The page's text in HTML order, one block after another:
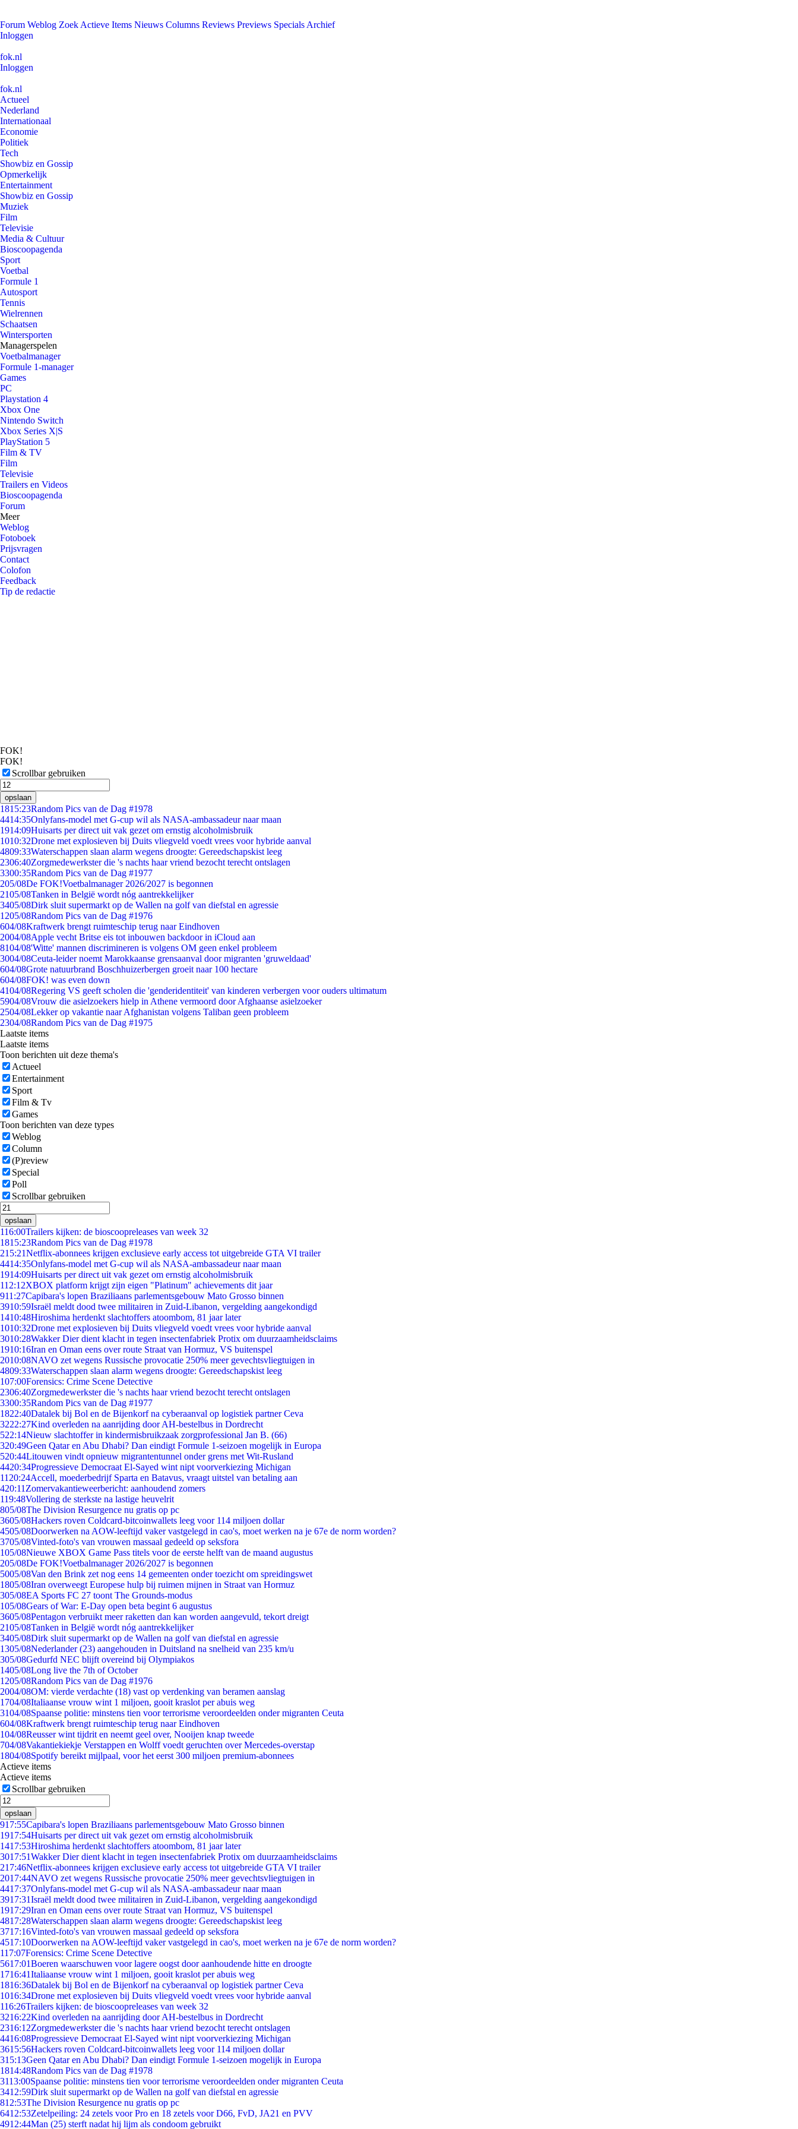
Forum Weblog Zoek Actieve Items Nieuws Columns Reviews Previews Specials Archief
Inloggen
fok.nl
Inloggen
fok.nl
Actueel
Nederland
Internationaal
Economie
Politiek
Tech
Showbiz en Gossip
Opmerkelijk
Entertainment
Showbiz en Gossip
Muziek
Film
Televisie
Media & Cultuur
Bioscoopagenda
Sport
Voetbal
Formule 1
Autosport
Tennis
Wielrennen
Schaatsen
Wintersporten
Managerspelen
Voetbalmanager
Formule 1-manager
Games
PC
Playstation 4
Xbox One
Nintendo Switch
Xbox Series X|S
PlayStation 5
Film & TV
Film
Televisie
Trailers en Videos
Bioscoopagenda
Forum
Meer
Weblog
Fotoboek
Prijsvragen
Contact
Colofon
Feedback
Tip de redactie
FOK!
FOK!
Scrollbar gebruiken
opslaan
1815:23Random Pics van de Dag #1978
4414:35Onlyfans-model met G-cup wil als NASA-ambassadeur naar maan
1914:09Huisarts per direct uit vak gezet om ernstig alcoholmisbruik
1010:32Drone met explosieven bij Duits vliegveld voedt vrees voor hybride aanval
4809:33Waterschappen slaan alarm wegens droogte: Gereedschapskist leeg
2306:40Zorgmedewerkster die 's nachts haar vriend bezocht terecht ontslagen
3300:35Random Pics van de Dag #1977
205/08De FOK!Voetbalmanager 2026/2027 is begonnen
2105/08Tanken in België wordt nóg aantrekkelijker
3405/08Dirk sluit supermarkt op de Wallen na golf van diefstal en agressie
1205/08Random Pics van de Dag #1976
604/08Kraftwerk brengt ruimteschip terug naar Eindhoven
2004/08Apple vecht Britse eis tot inbouwen backdoor in iCloud aan
8104/08'Witte' mannen discrimineren is volgens OM geen enkel probleem
3004/08Ceuta-leider noemt Marokkaanse grensaanval door migranten 'gruweldaad'
604/08Grote natuurbrand Boschhuizerbergen groeit naar 100 hectare
604/08FOK! was even down
4104/08Regering VS geeft scholen die 'genderidentiteit' van kinderen verbergen voor ouders ultimatum
5904/08Vrouw die asielzoekers hielp in Athene vermoord door Afghaanse asielzoeker
2504/08Lekker op vakantie naar Afghanistan volgens Taliban geen probleem
2304/08Random Pics van de Dag #1975
Laatste items
Laatste items
Toon berichten uit deze thema's
Actueel
Entertainment
Sport
Film & Tv
Games
Toon berichten van deze types
Weblog
Column
(P)review
Special
Poll
Scrollbar gebruiken
opslaan
116:00Trailers kijken: de bioscoopreleases van week 32
1815:23Random Pics van de Dag #1978
215:21Netflix-abonnees krijgen exclusieve early access tot uitgebreide GTA VI trailer
4414:35Onlyfans-model met G-cup wil als NASA-ambassadeur naar maan
1914:09Huisarts per direct uit vak gezet om ernstig alcoholmisbruik
112:12XBOX platform krijgt zijn eigen "Platinum" achievements dit jaar
911:27Capibara's lopen Braziliaans parlementsgebouw Mato Grosso binnen
3910:59Israël meldt dood twee militairen in Zuid-Libanon, vergelding aangekondigd
1410:48Hiroshima herdenkt slachtoffers atoombom, 81 jaar later
1010:32Drone met explosieven bij Duits vliegveld voedt vrees voor hybride aanval
3010:28Wakker Dier dient klacht in tegen insectenfabriek Protix om duurzaamheidsclaims
1910:16Iran en Oman eens over route Straat van Hormuz, VS buitenspel
2010:08NAVO zet wegens Russische provocatie 250% meer gevechtsvliegtuigen in
4809:33Waterschappen slaan alarm wegens droogte: Gereedschapskist leeg
107:00Forensics: Crime Scene Detective
2306:40Zorgmedewerkster die 's nachts haar vriend bezocht terecht ontslagen
3300:35Random Pics van de Dag #1977
1822:40Datalek bij Bol en de Bijenkorf na cyberaanval op logistiek partner Ceva
3222:27Kind overleden na aanrijding door AH-bestelbus in Dordrecht
522:14Nieuw slachtoffer in kindermisbruikzaak zorgprofessional Jan B. (66)
320:49Geen Qatar en Abu Dhabi? Dan eindigt Formule 1-seizoen mogelijk in Europa
520:44Litouwen vindt opnieuw migrantentunnel onder grens met Wit-Rusland
4420:34Progressieve Democraat El-Sayed wint nipt voorverkiezing Michigan
11 20:24Accell, moederbedrijf Sparta en Batavus, vraagt uitstel van betaling aan
420:11 Zomervakantieweerbericht: aanhoudend zomers
119:48Vollering de sterkste na lastige heuvelrit
805/08The Division Resurgence nu gratis op pc
3605/08Hackers roven Coldcard-bitcoinwallets leeg voor 114 miljoen dollar
4505/08Doorwerken na AOW-leeftijd vaker vastgelegd in cao's, moet werken na je 67e de norm worden?
3705/08Vinted-foto's van vrouwen massaal gedeeld op seksfora
105/08Nieuwe XBOX Game Pass titels voor de eerste helft van de maand augustus
205/08De FOK!Voetbalmanager 2026/2027 is begonnen
5005/08Van den Brink zet nog eens 14 gemeenten onder toezicht om spreidingswet
1805/08Iran overweegt Europese hulp bij ruimen mijnen in Straat van Hormuz
305/08EA Sports FC 27 toont The Grounds-modus
105/08Gears of War: E-Day open beta begint 6 augustus
3605/08Pentagon verbruikt meer raketten dan kan worden aangevuld, tekort dreigt
2105/08Tanken in België wordt nóg aantrekkelijker
3405/08Dirk sluit supermarkt op de Wallen na golf van diefstal en agressie
1305/08Nederlander (23) aangehouden in Duitsland na snelheid van 235 km/u
305/08Gedurfd NEC blijft overeind bij Olympiakos
1405/08Long live the 7th of October
1205/08Random Pics van de Dag #1976
2004/08OM: vierde verdachte (18) vast op verdenking van beramen aanslag
1704/08Italiaanse vrouw wint 1 miljoen, gooit kraslot per abuis weg
3104/08Spaanse politie: minstens tien voor terrorisme veroordeelden onder migranten Ceuta
604/08Kraftwerk brengt ruimteschip terug naar Eindhoven
104/08Reusser wint tijdrit en neemt geel over, Nooijen knap tweede
704/08Vakantiekiekje Verstappen en Wolff voedt geruchten over Mercedes-overstap
1804/08Spotify bereikt mijlpaal, voor het eerst 300 miljoen premium-abonnees
Actieve items
Actieve items
Scrollbar gebruiken
opslaan
917:55Capibara's lopen Braziliaans parlementsgebouw Mato Grosso binnen
1917:54Huisarts per direct uit vak gezet om ernstig alcoholmisbruik
1417:53Hiroshima herdenkt slachtoffers atoombom, 81 jaar later
3017:51Wakker Dier dient klacht in tegen insectenfabriek Protix om duurzaamheidsclaims
217:46Netflix-abonnees krijgen exclusieve early access tot uitgebreide GTA VI trailer
2017:44NAVO zet wegens Russische provocatie 250% meer gevechtsvliegtuigen in
4417:37Onlyfans-model met G-cup wil als NASA-ambassadeur naar maan
3917:31Israël meldt dood twee militairen in Zuid-Libanon, vergelding aangekondigd
1917:29Iran en Oman eens over route Straat van Hormuz, VS buitenspel
4817:28Waterschappen slaan alarm wegens droogte: Gereedschapskist leeg
3717:16Vinted-foto's van vrouwen massaal gedeeld op seksfora
4517:10Doorwerken na AOW-leeftijd vaker vastgelegd in cao's, moet werken na je 67e de norm worden?
117:07Forensics: Crime Scene Detective
5617:01Boeren waarschuwen voor lagere oogst door aanhoudende hitte en droogte
1716:41Italiaanse vrouw wint 1 miljoen, gooit kraslot per abuis weg
1816:36Datalek bij Bol en de Bijenkorf na cyberaanval op logistiek partner Ceva
1016:34Drone met explosieven bij Duits vliegveld voedt vrees voor hybride aanval
116:26Trailers kijken: de bioscoopreleases van week 32
3216:22Kind overleden na aanrijding door AH-bestelbus in Dordrecht
2316:12Zorgmedewerkster die 's nachts haar vriend bezocht terecht ontslagen
4416:08Progressieve Democraat El-Sayed wint nipt voorverkiezing Michigan
3615:56Hackers roven Coldcard-bitcoinwallets leeg voor 114 miljoen dollar
315:13Geen Qatar en Abu Dhabi? Dan eindigt Formule 1-seizoen mogelijk in Europa
1814:48Random Pics van de Dag #1978
3113:00Spaanse politie: minstens tien voor terrorisme veroordeelden onder migranten Ceuta
3412:59Dirk sluit supermarkt op de Wallen na golf van diefstal en agressie
812:53The Division Resurgence nu gratis op pc
6412:53Zetelpeiling: 24 zetels voor Pro en 18 zetels voor D66, FvD, JA21 en PVV
4912:44Man (25) sterft nadat hij lijm als condoom gebruikt